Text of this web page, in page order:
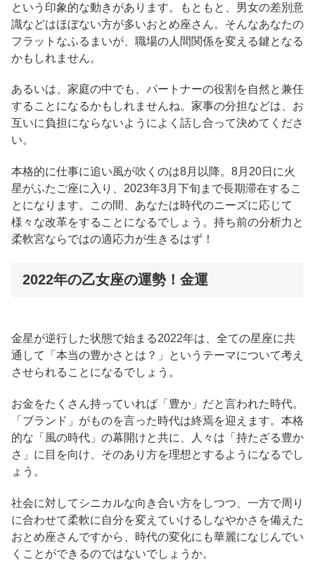
という印象的な動きがあります。もともと、男女の差別意
識などはほぼない方が多いおとめ座さん。そんなあなたの
フラットなふるまいが、職場の人間関係を変える鍵となる
かもしれません。
あるいは、家庭の中でも、パートナーの役割を自然と兼任
することになるかもしれませんね。家事の分担などは、お
互いに負担にならないようによく話し合って決めてくださ
い。
本格的に仕事に追い風が吹くのは8月以降。8月20日に火
星がふたご座に入り、2023年3月下旬まで長期滞在するこ
とになります。この間、あなたは時代のニーズに応じて
様々な改革をすることになるでしょう。持ち前の分析力と
柔軟宮ならではの適応力が生きるはず！
2022年の乙女座の運勢！金運
金星が逆行した状態で始まる2022年は、全ての星座に共
通して「本当の豊かさとは？」というテーマについて考え
させられることになるでしょう。
お金をたくさん持っていれば「豊か」だと言われた時代。
「ブランド」がものを言った時代は終焉を迎えます。本格
的な「風の時代」の幕開けと共に、人々は「持たざる豊か
さ」に目を向け、そのあり方を理想とするようになるでし
ょう。
社会に対してシニカルな向き合い方をしつつ、一方で周り
に合わせて柔軟に自分を変えていけるしなやかさを備えた
おとめ座さんですから、時代の変化にも華麗になじんでい
くことができるのではないでしょうか。